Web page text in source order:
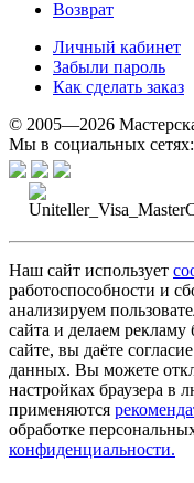
Возврат
Личный кабинет
Забыли пароль
Как сделать заказ
© 2005—2026
Мы в социальных сетях:
Наш сайт использует
работоспособности и
анализируем
сайта и делаем рекламу
сайте, вы даёте
данных. Вы можете
настройках браузера в
применяются
обработке
конфиденциальности.